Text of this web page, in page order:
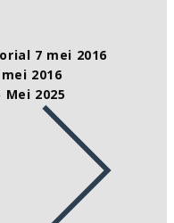
7 mei 2016
2016
2025